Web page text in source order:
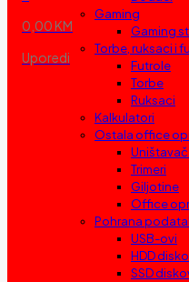
0,00 KM
Uporedi
Gaming
Gaming
Torbe, ruksaci i
Futrole
Torbe
Ruksaci
Kalkulatori
Ostala office
Trimeri
Giljotine
Office
Pohrana
USB-ovi
HDD
SSD